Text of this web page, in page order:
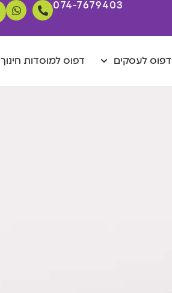
074-7679403
דפוס לעסקים דפוס למוסדות חינוך